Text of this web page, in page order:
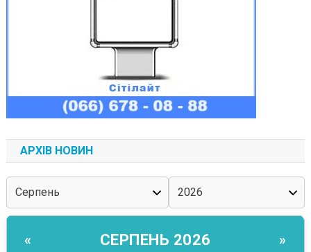
АРХІВ НОВИН
« СЕРПЕНЬ 2026 »